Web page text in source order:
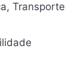
, Transporte